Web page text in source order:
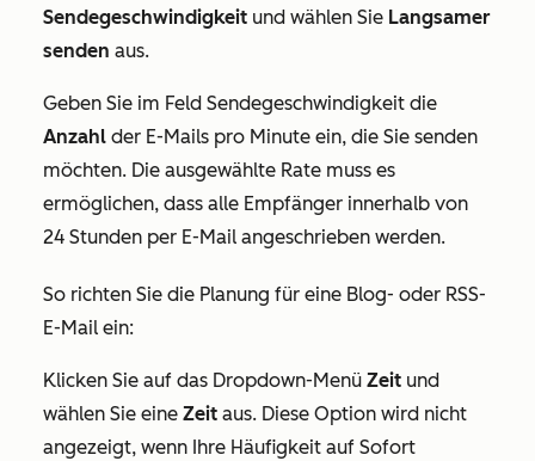
Sendegeschwindigkeit und wählen Sie Langsamer
senden aus.
Geben Sie im Feld Sendegeschwindigkeit die
Anzahl der E-Mails pro Minute ein, die Sie senden
möchten. Die ausgewählte Rate muss es
ermöglichen, dass alle Empfänger innerhalb von
24 Stunden per E-Mail angeschrieben werden.
So richten Sie die Planung für eine Blog- oder RSS-
E-Mail ein:
Klicken Sie auf das Dropdown-Menü Zeit und
wählen Sie eine Zeit aus. Diese Option wird nicht
angezeigt, wenn Ihre Häufigkeit auf Sofort